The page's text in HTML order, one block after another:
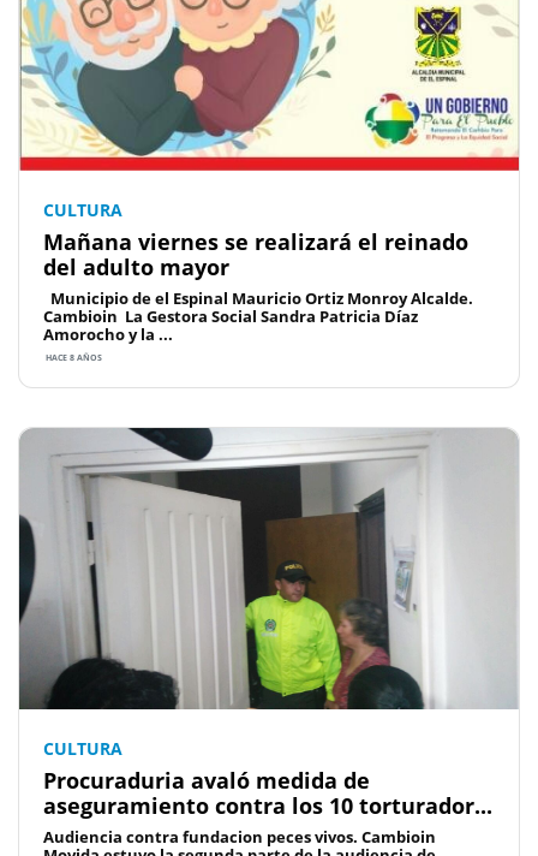
CULTURA
Mañana viernes se realizará el reinado
del adulto mayor
Municipio de el Espinal Mauricio Ortiz Monroy Alcalde.
Cambioin La Gestora Social Sandra Patricia Díaz
Amorocho y la ...
HACE 8 AÑOS
CULTURA
Procuraduria avaló medida de
aseguramiento contra los 10 torturador...
Audiencia contra fundacion peces vivos. Cambioin